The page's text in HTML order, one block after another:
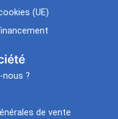
(UE)
nous ?
de vente